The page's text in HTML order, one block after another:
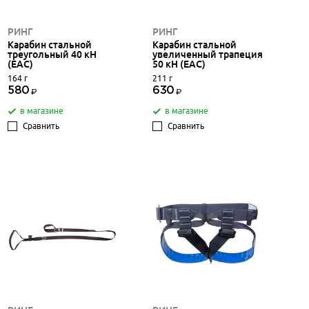
РИНГ
Карабин стальной
треугольный 40 кН
(ЕАС)
164 г
580
в магазине
Сравнить
РИНГ
Карабин стальной
увеличенный трапеция
50 кН (ЕАС)
211 г
630
в магазине
Сравнить